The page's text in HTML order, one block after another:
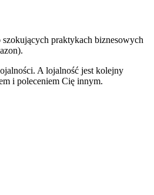
praktykach biznesowych
).
A lojalność jest kolejny
i poleceniem Cię innym.